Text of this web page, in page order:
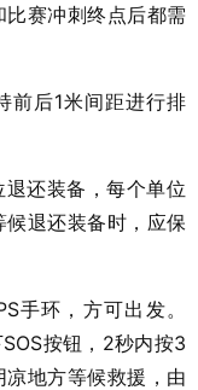
赛冲刺终点后都需
后1米间距进行排
还装备，每个单位
退还装备时，应保
环，方可出发。
按钮，2秒内按3
地方等候救援，由